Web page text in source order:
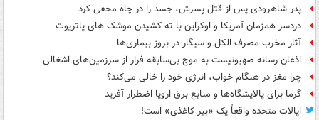
پدر شاهرودی پس از قتل پسرش، جسد را در چاه مخفی کرد
دردسر همزمان آمریکا و اوکراین با ته کشیدن موشک های پاتریوت
آثار مخرب مصرف الکل و سیگار در بروز بیماری‌ها
اذعان رسانه صهیونیست به موج بی‌سابقه فرار از سرزمین‌های اشغالی
چرا مغز در هنگام خواب، انرژی خود را خالی می‌کند؟
گرما برای پالایشگاه‌ها و منابع برق اروپا اضطرار آفرید
ایالات متحده واقعاً یک «ببر کاغذی» است!